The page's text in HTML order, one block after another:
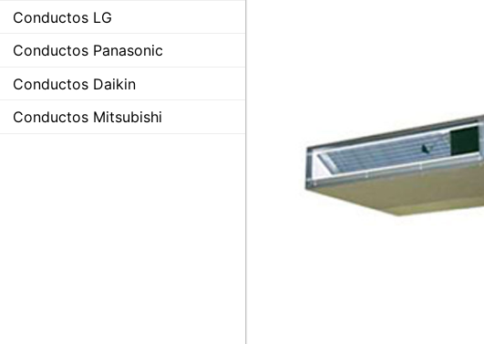
Conductos LG
Conductos Panasonic
Conductos Daikin
Conductos Mitsubishi